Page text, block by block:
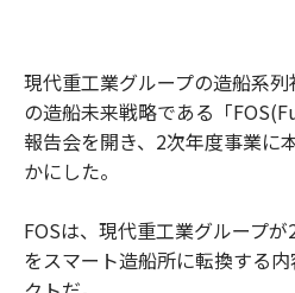
現代重工業グループの造船系
の造船未来戦略である「
報告会を開き、2次年度事業に
かにした。
FOSは、現代重工業グループ
をスマート造船所に転換する